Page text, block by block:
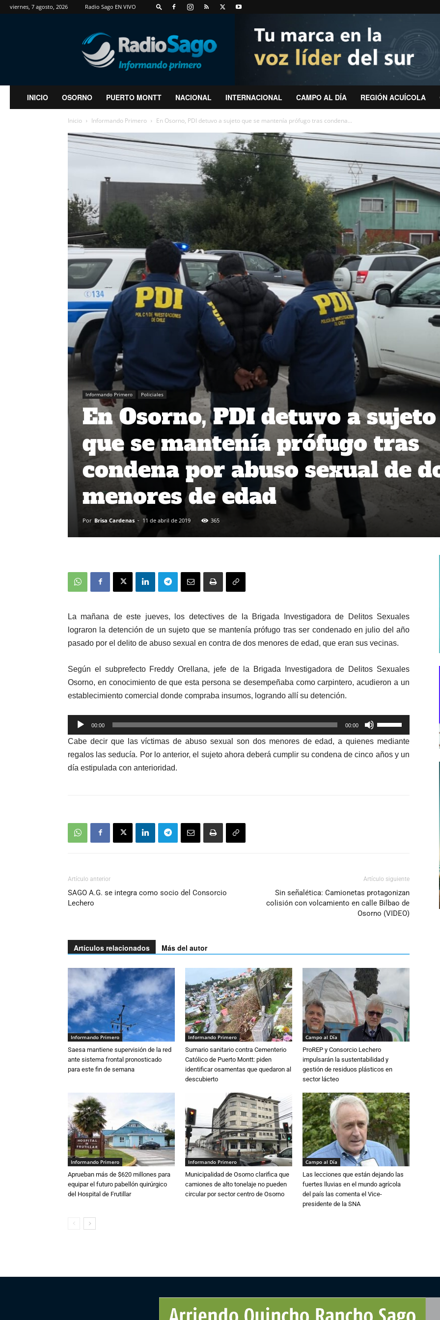
viernes, 7 agosto, 2026 Radio Sago EN VIVO
RadioSago
INICIO OSORNO PUERTO MONTT NACIONAL INTERNACIONAL CAMPO AL DÍA REGIÓN ACUÍCOLA
Inicio Informando Primero En Osorno, PDI detuvo a sujeto que se mantenía prófugo tras condena...
Informando Primero Policiales
En Osorno, PDI detuvo a sujeto
que se mantenía prófugo tras
condena por abuso sexual de
menores de edad
Por Brisa Cardenas - 11 de abril de 2019 365
La mañana de este jueves, los detectives de la Brigada Investigadora de Delitos Sexuales
lograron la detención de un sujeto que se mantenía prófugo tras ser condenado en julio del año
pasado por el delito de abuso sexual en contra de dos menores de edad, que eran sus vecinas.
Según el subprefecto Freddy Orellana, jefe de la Brigada Investigadora de Delitos Sexuales
Osorno, en conocimiento de que esta persona se desempeñaba como carpintero, acudieron a un
establecimiento comercial donde compraba insumos, logrando allí su detención.
Reproductor
de
audio
00:00 00:00
las
teclas
de
Cabe decir que las víctimas de abuso sexual son dos menores de edad, a quienes mediante
regalos las seducía. Por lo anterior, el sujeto ahora deberá cumplir su condena de cinco años y un
día estipulada con anterioridad.
Artículo anterior
SAGO A.G. se integra como socio del Consorcio
Lechero
Artículo siguiente
Sin señalética: Camionetas protagonizan
colisión con volcamiento en calle Bilbao de
Osorno (VIDEO)
Artículos relacionados Más del autor
Informando Primero
Saesa mantiene supervisión de la red
ante sistema frontal pronosticado
para este fin de semana
Informando Primero
Sumario sanitario contra Cementerio
Católico de Puerto Montt: piden
identificar osamentas que quedaron al
descubierto
Campo al Día
ProREP y Consorcio Lechero
impulsarán la sustentabilidad y
gestión de residuos plásticos en
sector lácteo
Informando Primero
Aprueban más de $620 millones para
equipar el futuro pabellón quirúrgico
del Hospital de Frutillar
Informando Primero
Municipalidad de Osorno clarifica que
camiones de alto tonelaje no pueden
circular por sector centro de Osorno
Campo al Día
Las lecciones que están dejando las
fuertes lluvias en el mundo agrícola
del país las comenta el Vice-
presidente de la SNA